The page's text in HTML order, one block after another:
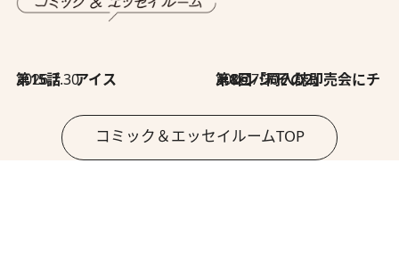
2026.7.30
第15話 アイス 2026.7.30
第8回「同人誌即売会にチャレンジ その2」
コミック＆エッセイルームTOP